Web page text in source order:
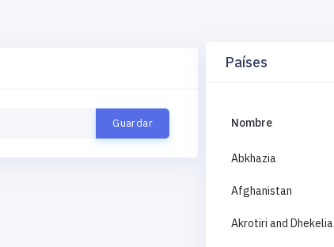
Países
Nombre
Abkhazia
Afghanistan
Akrotiri and Dhekelia